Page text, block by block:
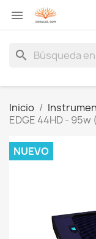

search
Inicio
EDGE 44HD - 95w
NUEVO